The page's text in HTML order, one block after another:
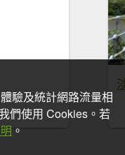
驗及統計網路流量相
們使用 Cookies。若
。